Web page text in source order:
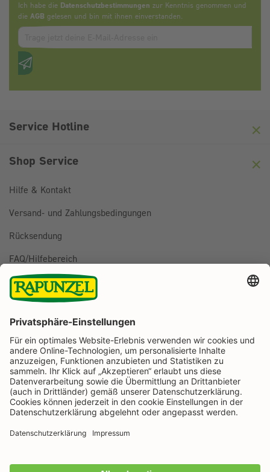
Ich habe die Datenschutzbestimmungen zur Kenntnis genommen und
die AGB gelesen und bin mit ihnen einverstanden.
Zum abbonieren des Newsletters, bitte E-Mail Adresse
Anti-Roboter-Verifizierung
Service Hotline
Shop Service
Hilfe & Kontakt
Versand- und Zahlungsbedingungen
Rücksendung
FAQ/Hilfebereich
BESTELLUNG WIDERRUFEN
Rapunzel Naturkost auf Facebook
Rapunzel Naturkost auf Instagram
Rapunzel Naturkost auf YouTube
Rapunzel Naturkost auf Pinterest
Rapunzel Naturkost auf LinkedIn
Informationen
Zahlungsarten